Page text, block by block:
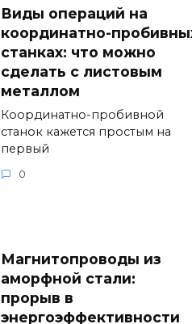
Виды операций на
координатно-
станках: что можно
сделать с листовым
металлом
Координатно-пробивной
станок кажется простым на
первый
0
Магнитопроводы из
аморфной стали:
прорыв в
энергоэффективности